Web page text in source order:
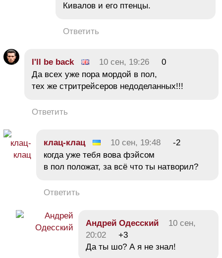
Кивалов и его птенцы.
Ответить
I'll be back 10 сен, 19:26
0
Да всех уже пора мордой в пол,
тех же стритрейсеров недоделанных!!!
Ответить
клац-клац 10 сен, 19:48
-2
когда уже тебя вова фэйсом
в пол положат, за всё что ты натворил?
Ответить
Андрей Одесский
10 сен,
20:02
+3
Да ты шо? А я не знал!